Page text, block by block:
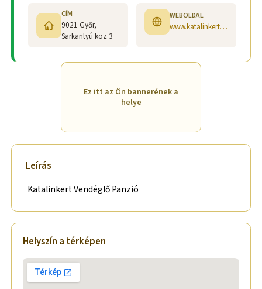
CÍM
9021 Győr,
Sarkantyú köz 3
WEBOLDAL
www.katalinkert.gportal.hu
Ez itt az Ön bannerének a
helye
Leírás
Katalinkert Vendéglő Panzió
Helyszín a térképen